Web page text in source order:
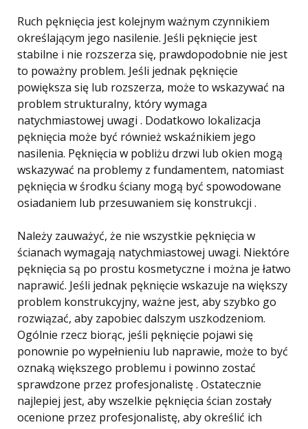
Ruch pęknięcia jest kolejnym ważnym czynnikiem
określającym jego nasilenie. Jeśli pęknięcie jest
stabilne i nie rozszerza się, prawdopodobnie nie jest
to poważny problem. Jeśli jednak pęknięcie
powiększa się lub rozszerza, może to wskazywać na
problem strukturalny, który wymaga
natychmiastowej uwagi . Dodatkowo lokalizacja
pęknięcia może być również wskaźnikiem jego
nasilenia. Pęknięcia w pobliżu drzwi lub okien mogą
wskazywać na problemy z fundamentem, natomiast
pęknięcia w środku ściany mogą być spowodowane
osiadaniem lub przesuwaniem się konstrukcji .
Należy zauważyć, że nie wszystkie pęknięcia w
ścianach wymagają natychmiastowej uwagi. Niektóre
pęknięcia są po prostu kosmetyczne i można je łatwo
naprawić. Jeśli jednak pęknięcie wskazuje na większy
problem konstrukcyjny, ważne jest, aby szybko go
rozwiązać, aby zapobiec dalszym uszkodzeniom.
Ogólnie rzecz biorąc, jeśli pęknięcie pojawi się
ponownie po wypełnieniu lub naprawie, może to być
oznaką większego problemu i powinno zostać
sprawdzone przez profesjonalistę . Ostatecznie
najlepiej jest, aby wszelkie pęknięcia ścian zostały
ocenione przez profesjonalistę, aby określić ich